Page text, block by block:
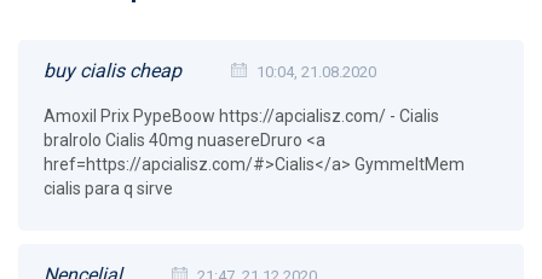
buy cialis cheap 10:04, 21.08.2020
Amoxil Prix PypeBoow https://apcialisz.com/ - Cialis
bralrolo Cialis 40mg nuasereDruro <a
href=https://apcialisz.com/#>Cialis</a> GymmeltMem
cialis para q sirve